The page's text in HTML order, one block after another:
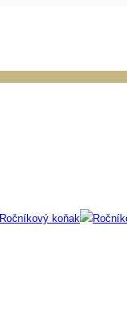
Ročníkový koňak